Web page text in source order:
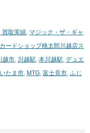
買取実績 マジック・ザ・ギャ
カードショップ桃太郎川越店ス
越市 川越駅 本川越駅 デュエ
たま市 MTG 富士見市 ふじ